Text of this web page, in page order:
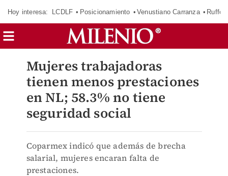
Hoy interesa: LCDLF Posicionamiento Venustiano Carranza Ruffo
Mujeres trabajadoras
tienen menos prestaciones
en NL; 58.3% no tiene
seguridad social
Coparmex indicó que además de brecha
salarial, mujeres encaran falta de
prestaciones.